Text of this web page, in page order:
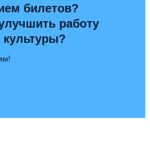
билетов?
работу